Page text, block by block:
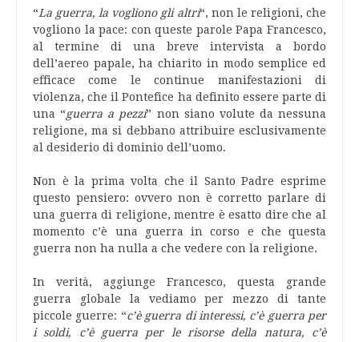
“La guerra, la vogliono gli altri“, non le religioni, che
vogliono la pace: con queste parole Papa Francesco,
al termine di una breve intervista a bordo
dell’aereo papale, ha chiarito in modo semplice ed
efficace come le continue manifestazioni di
violenza, che il Pontefice ha definito essere parte di
una “guerra a pezzi” non siano volute da nessuna
religione, ma si debbano attribuire esclusivamente
al desiderio di dominio dell’uomo.
Non è la prima volta che il Santo Padre esprime
questo pensiero: ovvero non è corretto parlare di
una guerra di religione, mentre è esatto dire che al
momento c’è una guerra in corso e che questa
guerra non ha nulla a che vedere con la religione.
In verità, aggiunge Francesco, questa grande
guerra globale la vediamo per mezzo di tante
piccole guerre: “c’è guerra di interessi, c’è guerra per
i soldi, c’è guerra per le risorse della natura, c’è